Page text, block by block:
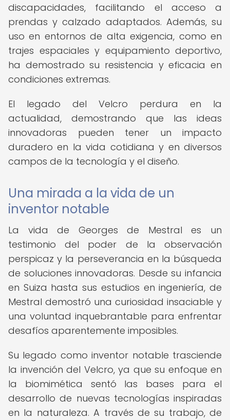
discapacidades, facilitando el acceso a
prendas y calzado adaptados. Además, su
uso en entornos de alta exigencia, como en
trajes espaciales y equipamiento deportivo,
ha demostrado su resistencia y eficacia en
condiciones extremas.
El legado del Velcro perdura en la
actualidad, demostrando que las ideas
innovadoras pueden tener un impacto
duradero en la vida cotidiana y en diversos
campos de la tecnología y el diseño.
Una mirada a la vida de un
inventor notable
La vida de Georges de Mestral es un
testimonio del poder de la observación
perspicaz y la perseverancia en la búsqueda
de soluciones innovadoras. Desde su infancia
en Suiza hasta sus estudios en ingeniería, de
Mestral demostró una curiosidad insaciable y
una voluntad inquebrantable para enfrentar
desafíos aparentemente imposibles.
Su legado como inventor notable trasciende
la invención del Velcro, ya que su enfoque en
la biomimética sentó las bases para el
desarrollo de nuevas tecnologías inspiradas
en la naturaleza. A través de su trabajo, de